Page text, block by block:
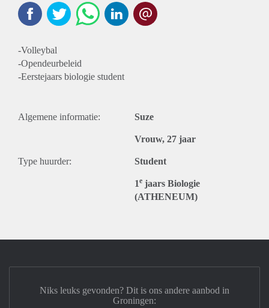
-Volleybal
-Opendeurbeleid
-Eerstejaars biologie student
Algemene informatie: Suze
Vrouw, 27 jaar
Type huurder: Student
1e jaars Biologie
(ATHENEUM)
Niks leuks gevonden? Dit is ons andere aanbod in
Groningen: